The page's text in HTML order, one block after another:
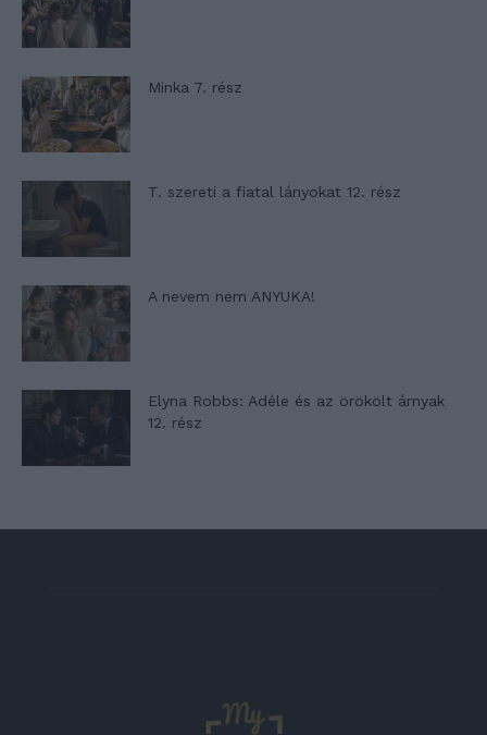
Minka 7. rész
T. szereti a fiatal lányokat 12. rész
A nevem nem ANYUKA!
Elyna Robbs: Adéle és az örökölt árnyak
12. rész